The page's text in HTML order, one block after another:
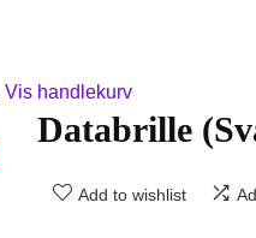
Vis handlekurv
Databrille
Add to wishlist